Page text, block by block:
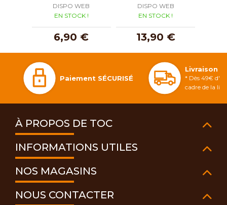
DISPO WEB
EN STOCK !
6,90 €
DISPO WEB
EN STOCK !
13,90 €
Paiement SÉCURISÉ
Livraison
* Dès 49€
cadre de la
À PROPOS DE TOC
INFORMATIONS UTILES
NOS MAGASINS
NOUS CONTACTER